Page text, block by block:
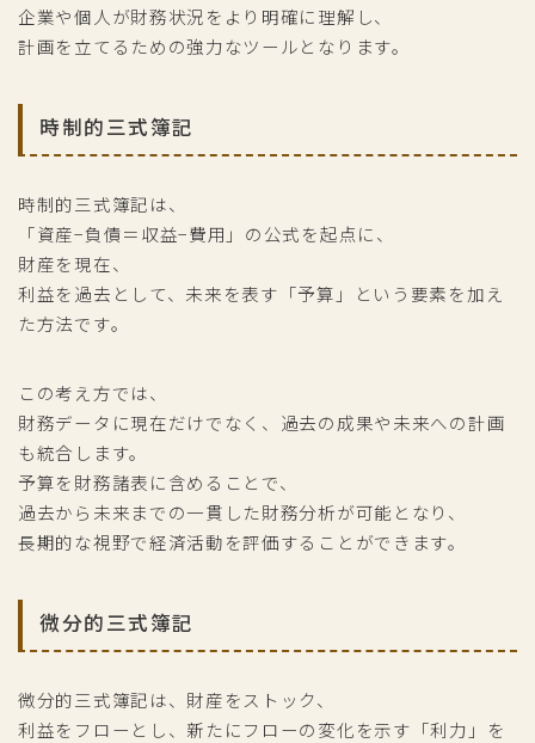
企業や個人が財務状況をより明確に理解し、
計画を立てるための強力なツールとなります。
時制的三式簿記
時制的三式簿記は、
「資産−負債＝収益−費用」の公式を起点に、
財産を現在、
利益を過去として、未来を表す「予算」という要素を加え
た方法です。
この考え方では、
財務データに現在だけでなく、過去の成果や未来への計画
も統合します。
予算を財務諸表に含めることで、
過去から未来までの一貫した財務分析が可能となり、
長期的な視野で経済活動を評価することができます。
微分的三式簿記
微分的三式簿記は、財産をストック、
利益をフローとし、新たにフローの変化を示す「利力」を